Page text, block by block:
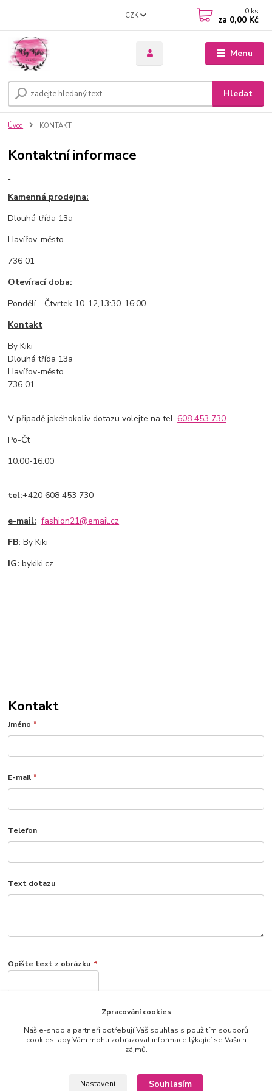
Menu
CZK
Hledat
0 ks
za 0,00 Kč
Úvod KONTAKT
Kontaktní informace
Kamenná prodejna:
Dlouhá třída 13a
Havířov-město
736 01
Otevírací doba:
Pondělí - Čtvrtek 10-12,13:30-16:00
Kontakt
By Kiki
Dlouhá třída 13a
Havířov-město
736 01
V připadě jakéhokoliv dotazu volejte na tel.608 453 730
Po-Čt
10:00-16:00
tel:+420 608 453 730
e-mail: fashion21@email.cz
FB: By Kiki
IG: bykiki.cz
Kontakt
Jméno *
E-mail *
Telefon
Text dotazu
Opište text z obrázku *
jiný obrázek
Zpracování cookies
Náš e-shop a partneři potřebují Váš souhlas s použitím souborů
cookies, aby Vám mohli zobrazovat informace týkající se Vašich
zájmů.
Nastavení Souhlasím